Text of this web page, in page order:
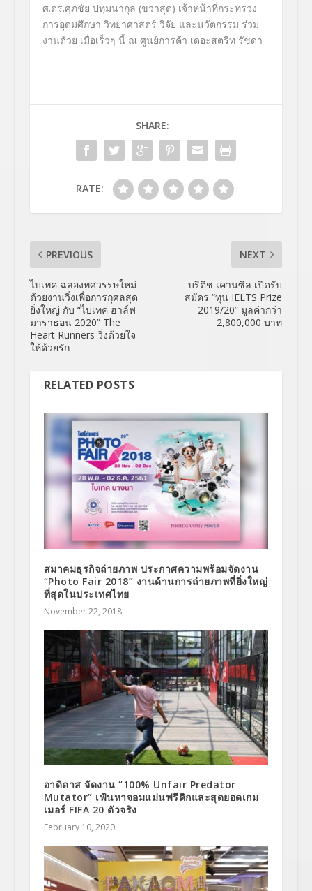
ศ.ดร.ศุภชัย ปทุมนากุล (ขวาสุด) เจ้าหน้าที่กระทรวง
การอุดมศึกษา วิทยาศาสตร์ วิจัย และนวัตกรรม ร่วม
งานด้วย เมื่อเร็วๆ นี้ ณ ศูนย์การค้า เดอะสตรีท รัชดา
SHARE:
RATE:
PREVIOUS
ไบเทค ฉลองทศวรรษใหม่
ด้วยงานวิ่งเพื่อการกุศลสุด
ยิ่งใหญ่ กับ “ไบเทค ฮาล์ฟ
มาราธอน 2020” The
Heart Runners วิ่งด้วยใจ
ให้ด้วยรัก
NEXT
บริติช เคานซิล เปิดรับ
สมัคร “ทุน IELTS Prize
2019/20” มูลค่ากว่า
2,800,000 บาท
RELATED POSTS
สมาคมธุรกิจถ่ายภาพ ประกาศความพร้อมจัดงาน
“Photo Fair 2018” งานด้านการถ่ายภาพที่ยิ่งใหญ่
ที่สุดในประเทศไทย
November 22, 2018
อาดิดาส จัดงาน “100% Unfair Predator
Mutator” เฟ้นหาจอมแม่นฟรีคิกและสุดยอดเกม
เมอร์ FIFA 20 ตัวจริง
February 10, 2020